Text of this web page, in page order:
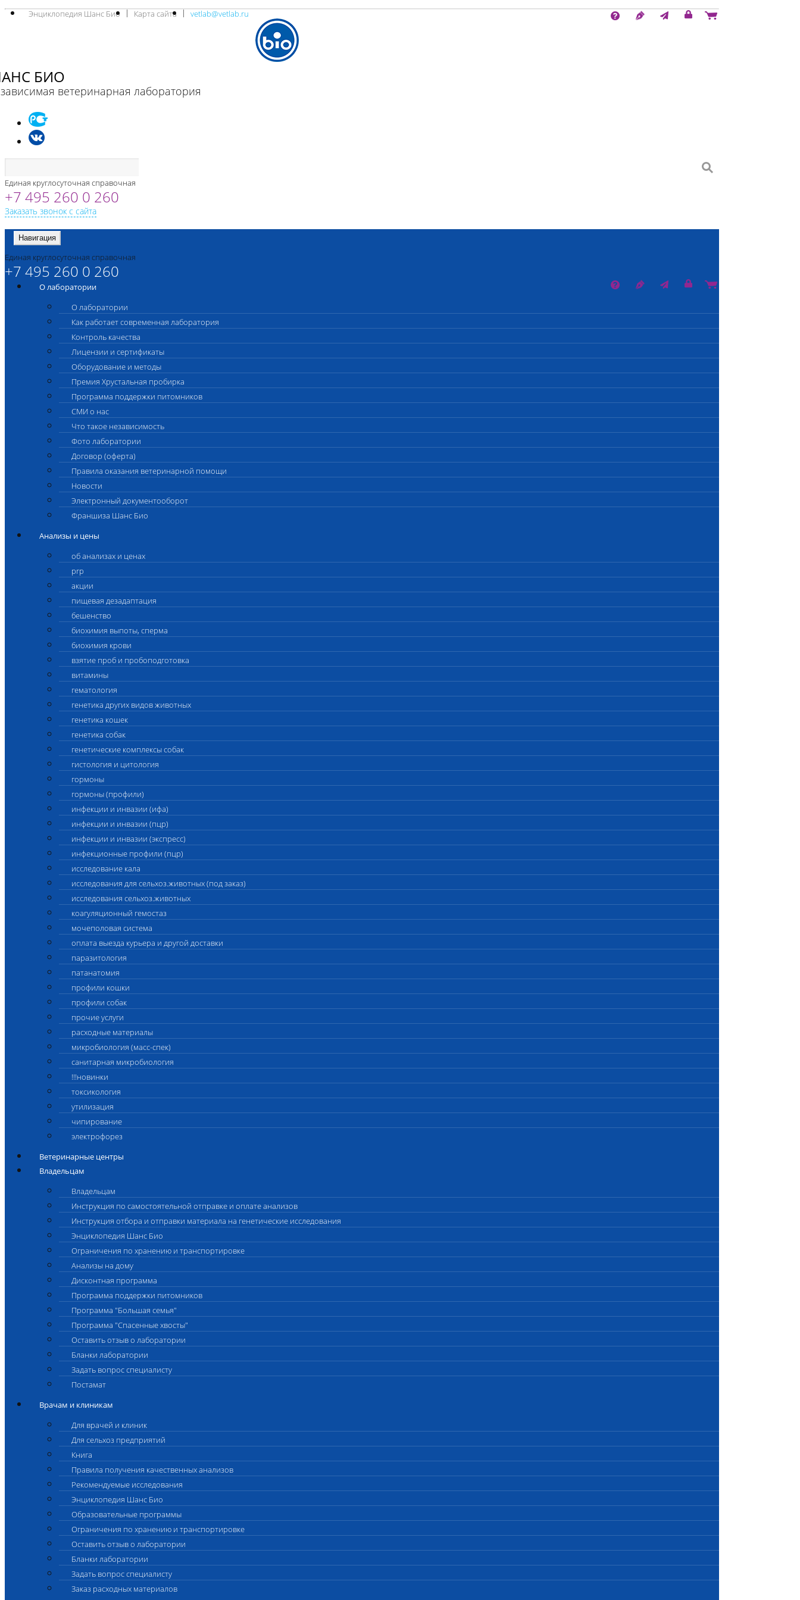
Энциклопедия Шанс Био Карта сайта vetlab@vetlab.ru
БИО
ветеринарная лаборатория
Единая круглосуточная справочная
+7 495 260 0 260
Заказать звонок с сайта
Навигация
Единая круглосуточная справочная
+7 495 260 0 260
О лаборатории
О лаборатории
Как работает современная лаборатория
Контроль качества
Лицензии и сертификаты
Оборудование и методы
Премия Хрустальная пробирка
Программа поддержки питомников
СМИ о нас
Что такое независимость
Фото лаборатории
Договор (оферта)
Правила оказания ветеринарной помощи
Новости
Электронный документооборот
Франшиза Шанс Био
Анализы и цены
об анализах и ценах
prp
акции
пищевая дезадаптация
бешенство
биохимия выпоты, сперма
биохимия крови
взятие проб и пробоподготовка
витамины
гематология
генетика других видов животных
генетика кошек
генетика собак
генетические комплексы собак
гистология и цитология
гормоны
гормоны (профили)
инфекции и инвазии (ифа)
инфекции и инвазии (пцр)
инфекции и инвазии (экспресс)
инфекционные профили (пцр)
исследование кала
исследования для сельхоз.животных (под заказ)
исследования сельхоз.животных
коагуляционный гемостаз
мочеполовая система
оплата выезда курьера и другой доставки
паразитология
патанатомия
профили кошки
профили собак
прочие услуги
расходные материалы
микробиология (масс-спек)
санитарная микробиология
!!!новинки
токсикология
утилизация
чипирование
электрофорез
Ветеринарные центры
Владельцам
Владельцам
Инструкция по самостоятельной отправке и оплате анализов
Инструкция отбора и отправки материала на генетические исследования
Энциклопедия Шанс Био
Ограничения по хранению и транспортировке
Анализы на дому
Дисконтная программа
Программа поддержки питомников
Программа "Большая семья"
Программа "Спасенные хвосты"
Оставить отзыв о лаборатории
Бланки лаборатории
Задать вопрос специалисту
Постамат
Врачам и клиникам
Для врачей и клиник
Для сельхоз предприятий
Книга
Правила получения качественных анализов
Рекомендуемые исследования
Энциклопедия Шанс Био
Образовательные программы
Ограничения по хранению и транспортировке
Оставить отзыв о лаборатории
Бланки лаборатории
Задать вопрос специалисту
Заказ расходных материалов